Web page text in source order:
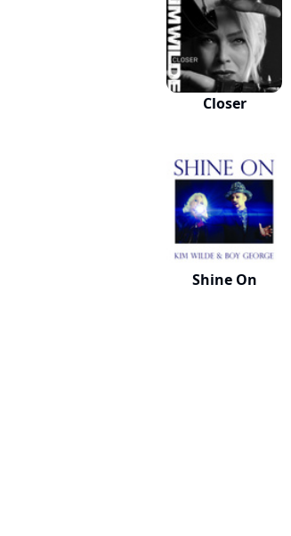
Closer
Shine On